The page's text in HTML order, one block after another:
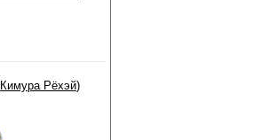
Кимура Рёхэй)